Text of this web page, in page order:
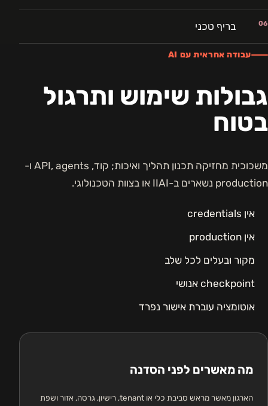
06 בריף טכני
עבודה אחראית עם AI
גבולות שימוש ותרגול
בטוח
משכוכית מחזיקה תכנון תהליך ואיכות; קוד, API, agents ו-
production נשארים ב-IIAI או בצוות הטכנולוגי.
אין credentials
אין production
מקור ובעלים לכל שלב
checkpoint אנושי
אוטומציה עוברת אישור נפרד
מה מאשרים לפני הסדנה
הארגון מאשר מראש סביבת כלי או tenant, רישיון, גרסה, אזור ושפת